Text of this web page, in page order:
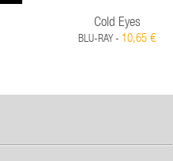
Cold Eyes
BLU-RAY - 10,65 €